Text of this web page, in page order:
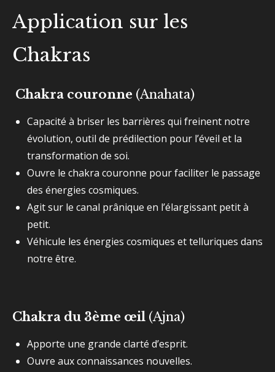
Application sur les
Chakras
Chakra couronne (Anahata)
Capacité à briser les barrières qui freinent notre
évolution, outil de prédilection pour l’éveil et la
transformation de soi.
Ouvre le chakra couronne pour faciliter le passage
des énergies cosmiques.
Agit sur le canal prânique en l’élargissant petit à
petit.
Véhicule les énergies cosmiques et telluriques dans
notre être.
Chakra du 3ème œil (Ajna)
Apporte une grande clarté d’esprit.
Ouvre aux connaissances nouvelles.